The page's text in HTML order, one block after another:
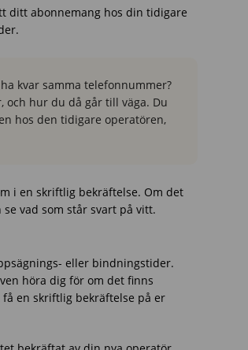
ditt abonnemang hos din tidigare
kvar samma telefonnummer?
och hur du då går till väga. Du
hos den tidigare operatören,
i en skriftlig bekräftelse. Om det
vad som står svart på vitt.
eller bindningstider.
höra dig för om det finns
en skriftlig bekräftelse på er